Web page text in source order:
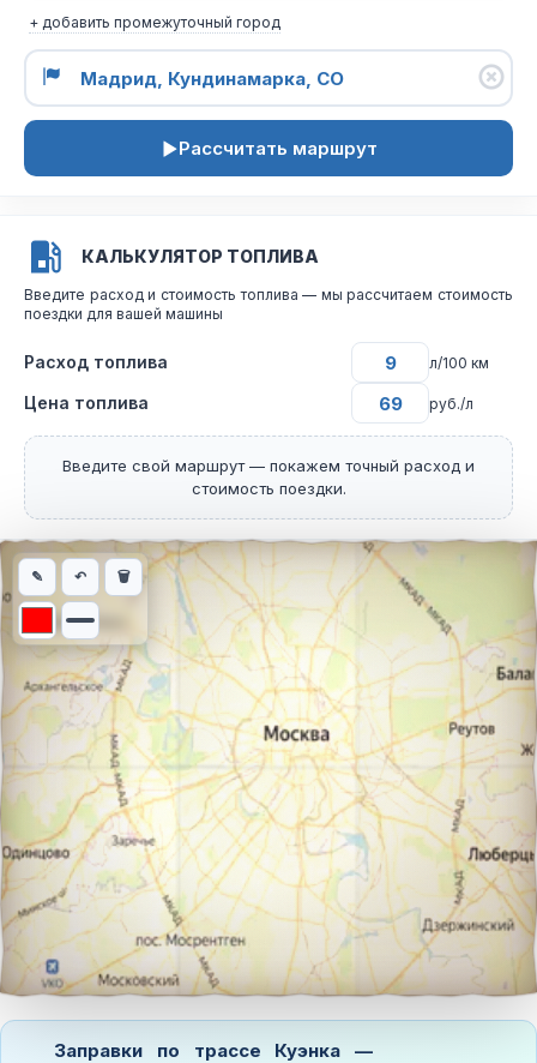
+ добавить промежуточный город
Рассчитать маршрут
КАЛЬКУЛЯТОР ТОПЛИВА
Введите расход и стоимость топлива — мы рассчитаем стоимость
поездки для вашей машины
Расход топлива л/100 км
Цена топлива руб./л
Введите свой маршрут — покажем точный расход и
стоимость поездки.
Интерактивная карта автомобильного маршрута из города
✎ ↶ 🗑
Заправки по трассе Куэнка —